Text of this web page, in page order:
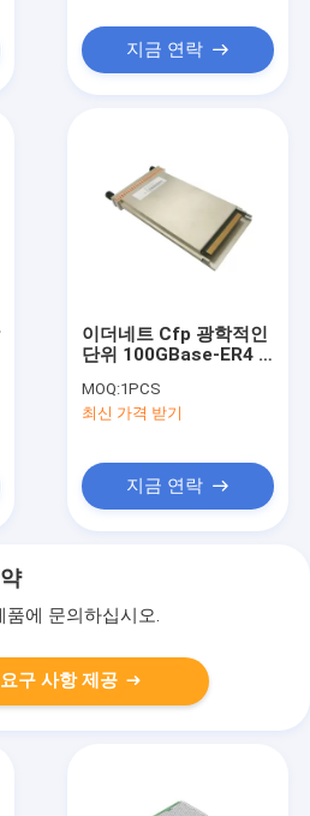
지금 연락
이더네트 Cfp 광학적인
단위 100GBase-ER4 4
1290 1310 1330년
MOQ:1PCS
최신 가격 받기
지금 연락
품에 문의하십시오.
요구 사항 제공